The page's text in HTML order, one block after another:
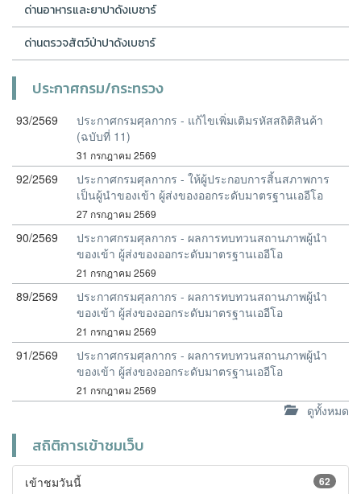
ด่านอาหารและยาปาดังเบซาร์
ด่านตรวจสัตว์ป่าปาดังเบซาร์
ประกาศกรม/กระทรวง
93/2569
ประกาศกรมศุลกากร - แก้ไขเพิ่มเติมรหัสสถิติสินค้า
(ฉบับที่ 11)
31 กรกฎาคม 2569
92/2569
ประกาศกรมศุลกากร - ให้ผู้ประกอบการสิ้นสภาพการ
เป็นผู้นำของเข้า ผู้ส่งของออกระดับมาตรฐานเออีโอ
27 กรกฎาคม 2569
90/2569
ประกาศกรมศุลกากร - ผลการทบทวนสถานภาพผู้นำ
ของเข้า ผู้ส่งของออกระดับมาตรฐานเออีโอ
21 กรกฎาคม 2569
89/2569
ประกาศกรมศุลกากร - ผลการทบทวนสถานภาพผู้นำ
ของเข้า ผู้ส่งของออกระดับมาตรฐานเออีโอ
21 กรกฎาคม 2569
91/2569
ประกาศกรมศุลกากร - ผลการทบทวนสถานภาพผู้นำ
ของเข้า ผู้ส่งของออกระดับมาตรฐานเออีโอ
21 กรกฎาคม 2569
ดูทั้งหมด
สถิติการเข้าชมเว็บ
62
เข้าชมวันนี้